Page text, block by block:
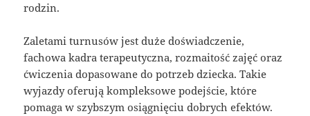
rodzin.
Zaletami turnusów jest duże doświadczenie,
fachowa kadra terapeutyczna, rozmaitość zajęć oraz
ćwiczenia dopasowane do potrzeb dziecka. Takie
wyjazdy oferują kompleksowe podejście, które
pomaga w szybszym osiągnięciu dobrych efektów.